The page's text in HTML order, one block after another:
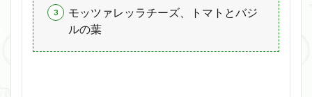
モッツァレッラチーズ、トマトとバジ
ルの葉